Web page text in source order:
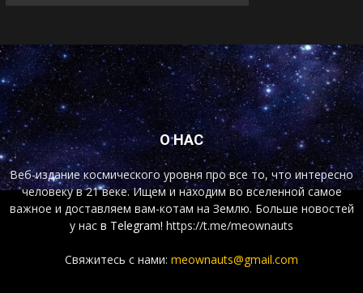
О НАС
Веб-издание космического уровня про все то, что интересно
человеку в 21 веке. Ищем и находим во вселенной самое
важное и доставляем вам-котам на Землю. Больше новостей
у нас в Telegram! https://t.me/meownauts
Свяжитесь с нами: meownauts@gmail.com